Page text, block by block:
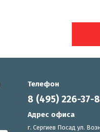
Телефон
8 (495) 226-37-
Адрес офиса
г. Сергиев Посад ул.